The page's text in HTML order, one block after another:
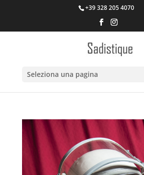
+39 328 205 4070
Seleziona una pagina